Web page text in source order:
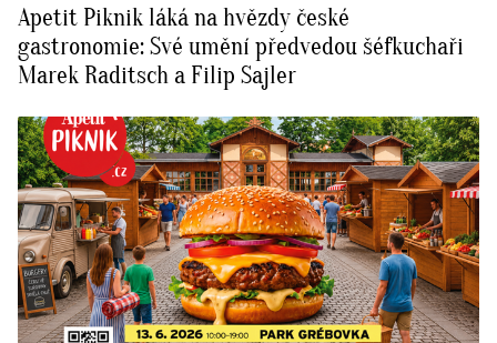
Rady a tipy
BurdaMedia
Extra
SVĚT ŽENY - 599 KČ
SADA PRODUKTŮ MANA (10 ks)
Apetit Piknik láká na hvězdy české
gastronomie: Své umění předvedou šéfkuchaři
Marek Raditsch a Filip Sajler